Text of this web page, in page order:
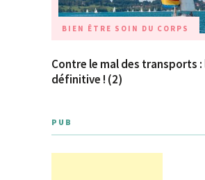
BIEN ÊTRE SOIN DU CORPS
Contre le mal des transports
définitive ! (2)
PUB